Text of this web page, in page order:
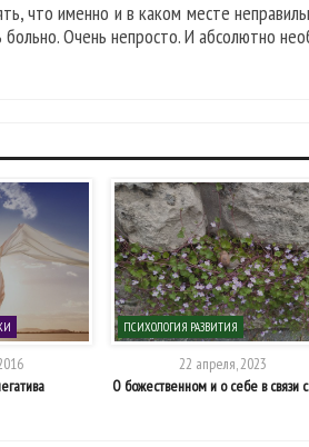
что именно и в каком месте
больно. Очень непросто. И абсолютно
ПСИХОЛОГИЯ РАЗВИТИЯ
22 апреля, 2023
О божественном и о себе в связи